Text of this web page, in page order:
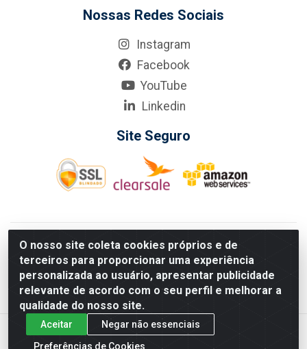
O nosso site coleta cookies próprios e de
terceiros para proporcionar uma experiência
personalizada ao usuário, apresentar publicidade
relevante de acordo com o seu perfil e melhorar a
qualidade do nosso site.
Aceitar
Negar não essenciais
Preferências de Cookies
Nossas Redes Sociais
Instagram
Facebook
YouTube
Linkedin
Site Seguro
KarneKeijo Logistica Integrada LTDA - Rod. Br-101 Sul, nº3700
- Barro, Recife/PE, 50900-400 CNPJ: 24.150.377/0001-95
Estados atendidos pela KarneKeijo: PE, PB e RN.